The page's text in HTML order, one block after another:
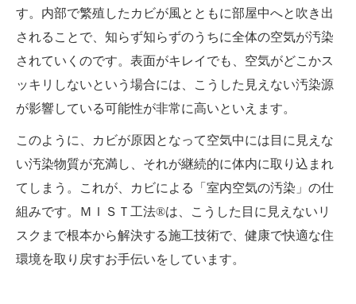
す。内部で繁殖したカビが風とともに部屋中へと吹き出
されることで、知らず知らずのうちに全体の空気が汚染
されていくのです。表面がキレイでも、空気がどこかス
ッキリしないという場合には、こうした見えない汚染源
が影響している可能性が非常に高いといえます。
このように、カビが原因となって空気中には目に見えな
い汚染物質が充満し、それが継続的に体内に取り込まれ
てしまう。これが、カビによる「室内空気の汚染」の仕
組みです。ＭＩＳＴ工法®は、こうした目に見えないリ
スクまで根本から解決する施工技術で、健康で快適な住
環境を取り戻すお手伝いをしています。